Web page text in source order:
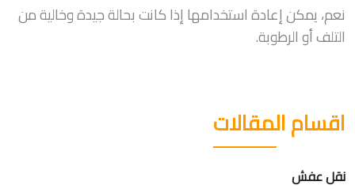
اقسام المقالات
نقل عفش
نعم، يمكن إعادة استخدامها إذا كانت بحالة جيدة وخالية من
التلف أو الرطوبة.